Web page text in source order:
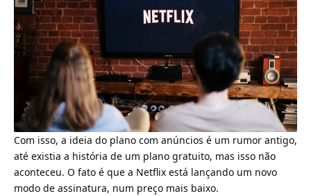
Com isso, a ideia do plano com anúncios é um rumor antigo,
até existia a história de um plano gratuito, mas isso não
aconteceu. O fato é que a Netflix está lançando um novo
modo de assinatura, num preço mais baixo.